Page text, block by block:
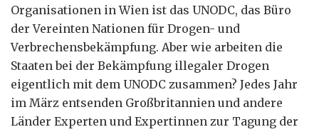
Organisationen in Wien ist das UNODC, das Büro
der Vereinten Nationen für Drogen- und
Verbrechensbekämpfung. Aber wie arbeiten die
Staaten bei der Bekämpfung illegaler Drogen
eigentlich mit dem UNODC zusammen? Jedes Jahr
im März entsenden Großbritannien und andere
Länder Experten und Expertinnen zur Tagung der